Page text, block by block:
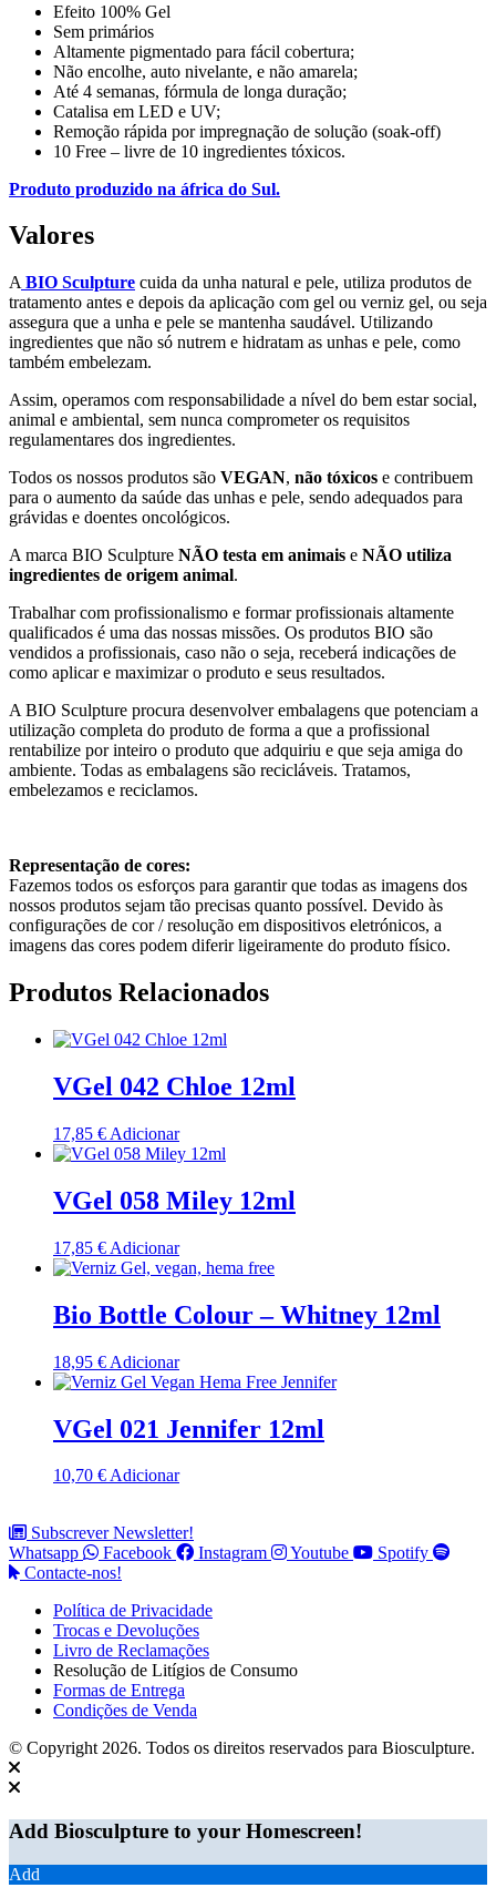
Efeito 100% Gel
Sem primários
Altamente pigmentado para fácil cobertura;
Não encolhe, auto nivelante, e não amarela;
Até 4 semanas, fórmula de longa duração;
Catalisa em LED e UV;
Remoção rápida por impregnação de solução (soak-off)
10 Free – livre de 10 ingredientes tóxicos.
Produto produzido na áfrica do Sul.
Valores
A BIO Sculpture cuida da unha natural e pele, utiliza produtos de
tratamento antes e depois da aplicação com gel ou verniz gel, ou seja
assegura que a unha e pele se mantenha saudável. Utilizando
ingredientes que não só nutrem e hidratam as unhas e pele, como
também embelezam.
Assim, operamos com responsabilidade a nível do bem estar social,
animal e ambiental, sem nunca comprometer os requisitos
regulamentares dos ingredientes.
Todos os nossos produtos são VEGAN, não tóxicos e contribuem
para o aumento da saúde das unhas e pele, sendo adequados para
grávidas e doentes oncológicos.
A marca BIO Sculpture NÃO testa em animais e NÃO utiliza
ingredientes de origem animal.
Trabalhar com profissionalismo e formar profissionais altamente
qualificados é uma das nossas missões. Os produtos BIO são
vendidos a profissionais, caso não o seja, receberá indicações de
como aplicar e maximizar o produto e seus resultados.
A BIO Sculpture procura desenvolver embalagens que potenciam a
utilização completa do produto de forma a que a profissional
rentabilize por inteiro o produto que adquiriu e que seja amiga do
ambiente. Todas as embalagens são recicláveis. Tratamos,
embelezamos e reciclamos.
Representação de cores:
Fazemos todos os esforços para garantir que todas as imagens dos
nossos produtos sejam tão precisas quanto possível. Devido às
configurações de cor / resolução em dispositivos eletrónicos, a
imagens das cores podem diferir ligeiramente do produto físico.
Produtos Relacionados
VGel 042 Chloe 12ml
17,85 € Adicionar
VGel 058 Miley 12ml
17,85 € Adicionar
Bio Bottle Colour – Whitney 12ml
18,95 € Adicionar
VGel 021 Jennifer 12ml
10,70 €Adicionar
Subscrever Newsletter!
Whatsapp
Facebook Instagram Youtube
Spotify
Contacte-nos!
Política de Privacidade
Trocas e Devoluções
Livro de Reclamações
Resolução de Litígios de Consumo
Formas de Entrega
Condições de Venda
© Copyright 2026. Todos os direitos reservados para Biosculpture.
Add Biosculpture to your Homescreen!
Add